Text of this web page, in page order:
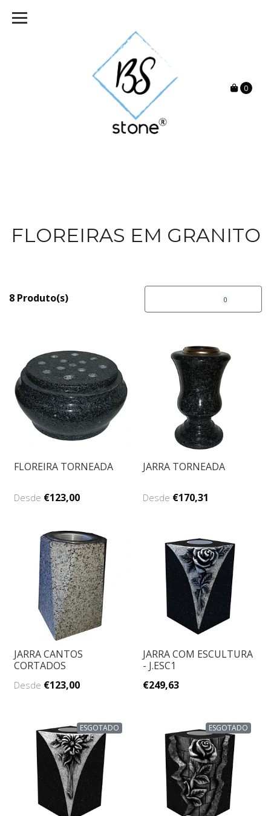
0
FLOREIRAS EM GRANITO
8 Produto(s) 0
FLOREIRA TORNEADA
Desde €123,00
JARRA TORNEADA
Desde €170,31
JARRA CANTOS
CORTADOS
Desde €123,00
JARRA COM ESCULTURA
- J.ESC1
€249,63
ESGOTADO ESGOTADO